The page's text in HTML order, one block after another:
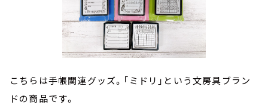
こちらは手帳関連グッズ。「ミドリ」という文房具ブラン
ドの商品です。